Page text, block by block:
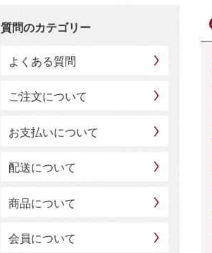
質問のカテゴリー
よくある質問
ご注文について
お支払いについて
配送について
商品について
会員について